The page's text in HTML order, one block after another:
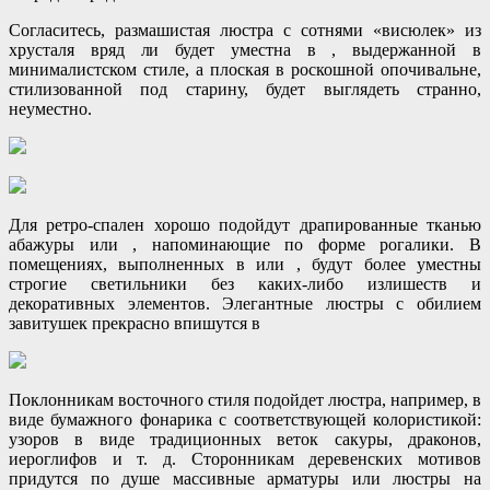
Согласитесь, размашистая люстра с сотнями «висюлек» из
хрусталя вряд ли будет уместна в , выдержанной в
минималистском стиле, а плоская в роскошной опочивальне,
стилизованной под старину, будет выглядеть странно,
неуместно.
Для ретро-спален хорошо подойдут драпированные тканью
абажуры или , напоминающие по форме рогалики. В
помещениях, выполненных в или , будут более уместны
строгие светильники без каких-либо излишеств и
декоративных элементов. Элегантные люстры с обилием
завитушек прекрасно впишутся в
Поклонникам восточного стиля подойдет люстра, например, в
виде бумажного фонарика с соответствующей колористикой:
узоров в виде традиционных веток сакуры, драконов,
иероглифов и т. д. Сторонникам деревенских мотивов
придутся по душе массивные арматуры или люстры на